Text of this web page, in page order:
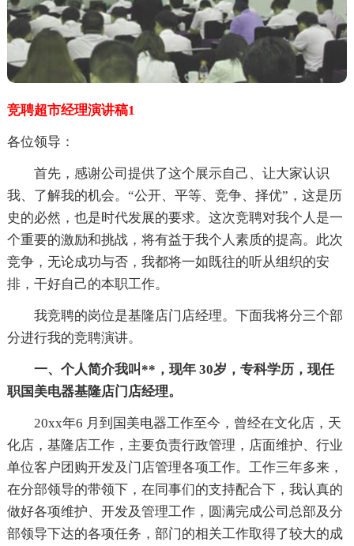
竞聘超市经理演讲稿1
各位领导：
首先，感谢公司提供了这个展示自己、让大家认识
我、了解我的机会。“公开、平等、竞争、择优”，这是历
史的必然，也是时代发展的要求。这次竞聘对我个人是一
个重要的激励和挑战，将有益于我个人素质的提高。此次
竞争，无论成功与否，我都将一如既往的听从组织的安
排，干好自己的本职工作。
我竞聘的岗位是基隆店门店经理。下面我将分三个部
分进行我的竞聘演讲。
一、个人简介我叫**，现年 30岁，专科学历，现任
职国美电器基隆店门店经理。
20xx年6 月到国美电器工作至今，曾经在文化店，天
化店，基隆店工作，主要负责行政管理，店面维护、行业
单位客户团购开发及门店管理各项工作。工作三年多来，
在分部领导的带领下，在同事们的支持配合下，我认真的
做好各项维护、开发及管理工作，圆满完成公司总部及分
部领导下达的各项任务，部门的相关工作取得了较大的成